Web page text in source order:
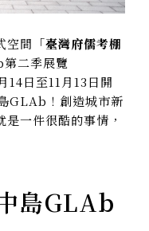
空間「臺灣府儒考棚
二季展覽
14日至11月13日開
GLAb！創造城市新
一件很酷的事情，
島GLAb